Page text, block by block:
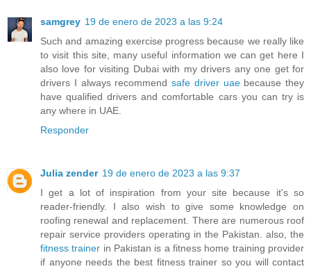
samgrey 19 de enero de 2023 a las 9:24
Such and amazing exercise progress because we really like
to visit this site, many useful information we can get here I
also love for visiting Dubai with my drivers any one get for
drivers I always recommend safe driver uaebecause they
have qualified drivers and comfortable cars you can try is
any where in UAE.
Responder
Julia zender 19 de enero de 2023 a las 9:37
I get a lot of inspiration from your site because it's so
reader-friendly. I also wish to give some knowledge on
roofing renewal and replacement. There are numerous roof
repair service providers operating in the Pakistan. also, the
fitness trainer in Pakistan is a fitness home training provider
if anyone needs the best fitness trainer so you will contact